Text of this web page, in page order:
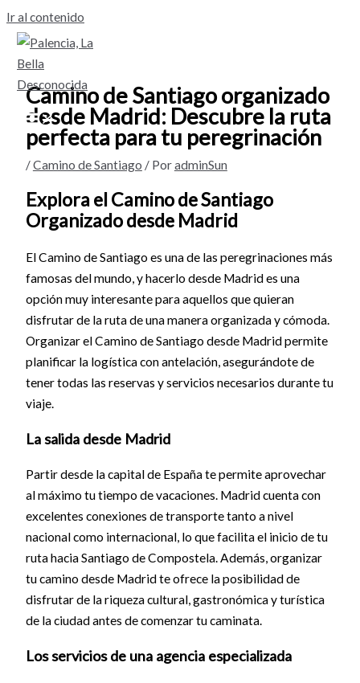
Ir al contenido
Camino de Santiago organizado
desde Madrid: Descubre la ruta
perfecta para tu peregrinación
/Camino de Santiago / PoradminSun
Explora el Camino de Santiago
Organizado desde Madrid
El Camino de Santiago es una de las peregrinaciones más
famosas del mundo, y hacerlo desde Madrid es una
opción muy interesante para aquellos que quieran
disfrutar de la ruta de una manera organizada y cómoda.
Organizar el Camino de Santiago desde Madrid permite
planificar la logística con antelación, asegurándote de
tener todas las reservas y servicios necesarios durante tu
viaje.
La salida desde Madrid
Partir desde la capital de España te permite aprovechar
al máximo tu tiempo de vacaciones. Madrid cuenta con
excelentes conexiones de transporte tanto a nivel
nacional como internacional, lo que facilita el inicio de tu
ruta hacia Santiago de Compostela. Además, organizar
tu camino desde Madrid te ofrece la posibilidad de
disfrutar de la riqueza cultural, gastronómica y turística
de la ciudad antes de comenzar tu caminata.
Los servicios de una agencia especializada